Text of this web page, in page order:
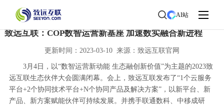
AI站
首页>了解致远>新闻中心
致远互联：COP数智运营新基座 加速数实融合新进程
更新时间：2023-03-10 来源：致远互联官网
3月4日，以“数智运营新动能 生态融创新价值”为主题的2023致
远互联生态伙伴大会圆满闭幕。会上，致远互联发布了“1个云服务
平台+2个协同技术平台+N个协同产品及解决方案”，以新平台、新
产品、新方案赋能伙伴可持续发展。并携手联通数科、中移成研